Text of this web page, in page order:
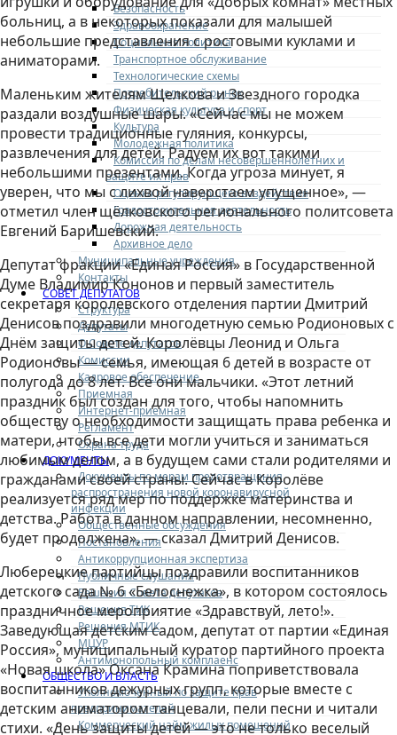
Безопасность
Здравоохранение
Социальная политика
Транспортное обслуживание
Технологические схемы
Потребительский рынок
Физическая культура и спорт
Культура
Молодежная политика
Комиссия по делам несовершеннолетних и
защите их прав
Оценка регулирующего воздействия
Градостроительная деятельность
Дорожная деятельность
Архивное дело
Муниципальные учреждения
Контакты
СОВЕТ ДЕПУТАТОВ
Структура
Депутаты
О Совете депутатов
Комиссии
Кадровое обеспечение
Приемная
Интернет-приемная
Регламент
Охрана труда
ДОКУМЕНТЫ
Документы по мерам предотвращения
распространения новой коронавирусной
инфекции
Общественные обсуждения
Постановления
Антикоррупционная экспертиза
Публичные слушания
Решения Совета депутатов
Решения ТИК
Решения МТИК
МЦУР
Антимонопольный комплаенс
ОБЩЕСТВО И ВЛАСТЬ
Уполномоченный по защите прав
предпринимателей
Коммерческий найм жилых помещений
больниц, а в некоторых показали для малышей
небольшие представления с ростовыми куклами и
аниматорами.
Маленьким жителям Щелкова и Звездного городка
раздали воздушные шары. «Сейчас мы не можем
провести традиционные гуляния, конкурсы,
развлечения для детей. Радуем их вот такими
небольшими презентами. Когда угроза минует, я
уверен, что мы с лихвой наверстаем упущенное», —
отметил член щёлковского регионального политсовета
Евгений Баришевский.
Депутат фракции «Единая Россия» в Государственной
Думе Владимир Кононов и первый заместитель
секретаря королёвского отделения партии Дмитрий
Денисов поздравили многодетную семью Родионовых с
Днём защиты детей. Королёвцы Леонид и Ольга
Родионовы — семья, имеющая 6 детей в возрасте от
полугода до 8 лет. Все они мальчики. «Этот летний
праздник был создан для того, чтобы напомнить
обществу о необходимости защищать права ребенка и
матери, чтобы все дети могли учиться и заниматься
любимым делом, а в будущем сами стали родителями и
гражданами своей страны. Сейчас в Королёве
реализуется ряд мер по поддержке материнства и
детства. Работа в данном направлении, несомненно,
будет продолжена», — сказал Дмитрий Денисов.
Люберецкие партийцы поздравили воспитанников
детского сада № 6 «Белоснежка», в котором состоялось
праздничное мероприятие «Здравствуй, лето!».
Заведующая детским садом, депутат от партии «Единая
Россия», муниципальный куратор партийного проекта
«Новая школа» Оксана Крамина поприветствовала
воспитанников дежурных групп, которые вместе с
детским аниматором танцевали, пели песни и читали
стихи. «День защиты детей — это не только веселый